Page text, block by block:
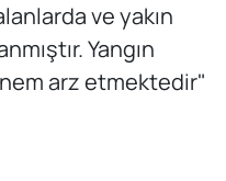
ve yakın
Yangın
arz etmektedir"